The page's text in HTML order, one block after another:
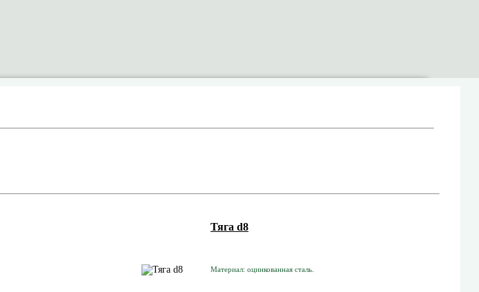
Тяга d8
Материал: оцинкованная сталь.